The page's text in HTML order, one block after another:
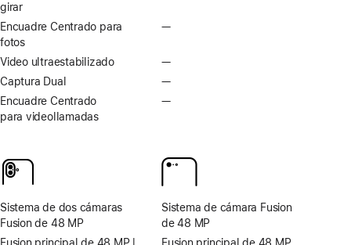
girar
Encuadre Centrado para
fotos
Video ultraestabilizado
Captura Dual
Encuadre Centrado
para videollamadas
Sistema de dos cámaras
Fusion de 48 MP
—No
fotos
—No
—No
—No
para
Sistema de cámara Fusion
de 48 MP